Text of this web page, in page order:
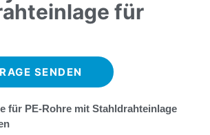
für
SENDEN
für PE-Rohre mit Stahldrahteinlage